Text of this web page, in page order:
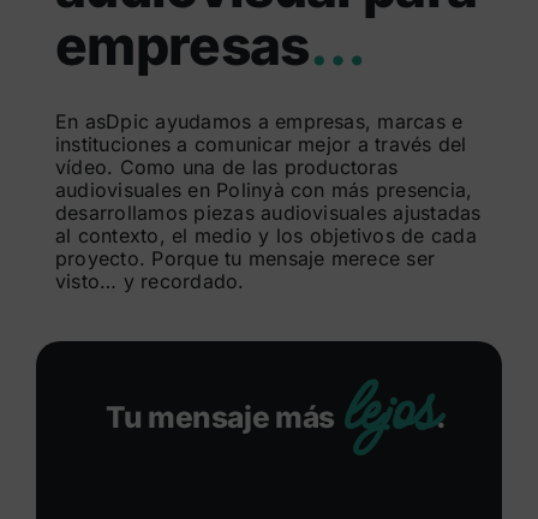
Buscar:
empresas…
En asDpic ayudamos a empresas, marcas e
instituciones a comunicar mejor a través del
vídeo. Como una de las productoras
audiovisuales en Polinyà con más presencia,
desarrollamos piezas audiovisuales ajustadas
al contexto, el medio y los objetivos de cada
proyecto. Porque tu mensaje merece ser
visto… y recordado.
Tu mensaje más lejos.